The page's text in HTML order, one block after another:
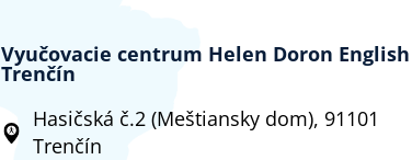
Vyučovacie centrum Helen Doron English
Trenčín
Hasičská č.2 (Meštiansky dom), 91101
Trenčín